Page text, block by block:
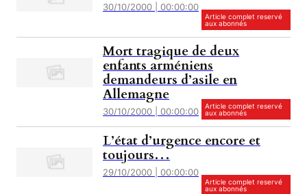
30/10/2000 | 00:00:00
Article complet reservé
aux abonnés
Mort tragique de deux
enfants arméniens
demandeurs d’asile en
Allemagne
30/10/2000 | 00:00:00
Article complet reservé
aux abonnés
L’état d’urgence encore et
toujours…
29/10/2000 | 00:00:00
Article complet reservé
aux abonnés